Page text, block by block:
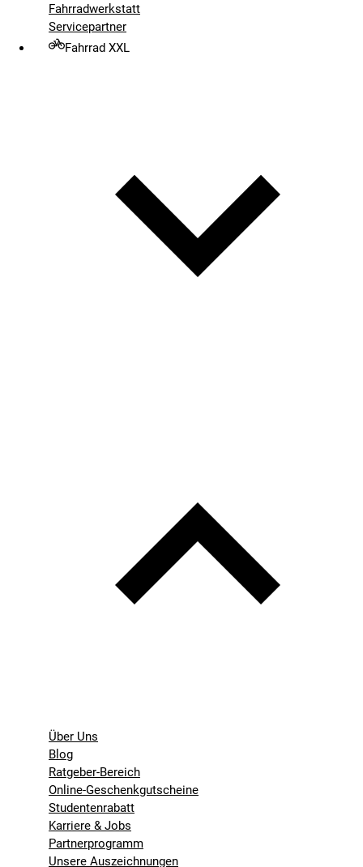
Fahrradwerkstatt
Servicepartner
Fahrrad XXL
Über Uns
Blog
Ratgeber-Bereich
Online-Geschenkgutscheine
Studentenrabatt
Karriere & Jobs
Partnerprogramm
Unsere Auszeichnungen